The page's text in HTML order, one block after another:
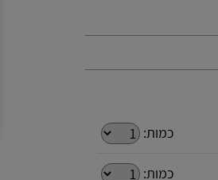
כמות:
כמות: